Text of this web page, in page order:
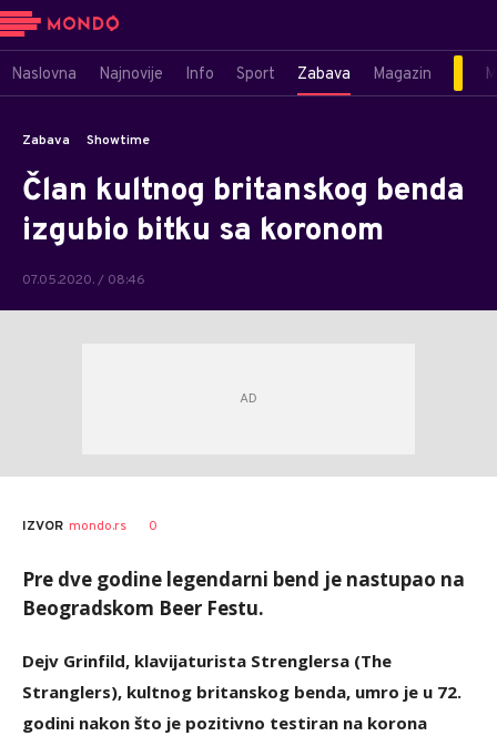
Naslovna Najnovije Info Sport Zabava Magazin
Zabava Showtime
Član kultnog britanskog benda
izgubio bitku sa koronom
07.05.2020. / 08:46
IZVOR mondo.rs 0
Pre dve godine legendarni bend je nastupao na
Beogradskom Beer Festu.
Dejv Grinfild, klavijaturista Strenglersa (The
Stranglers), kultnog britanskog benda, umro je u 72.
godini nakon što je pozitivno testiran na korona